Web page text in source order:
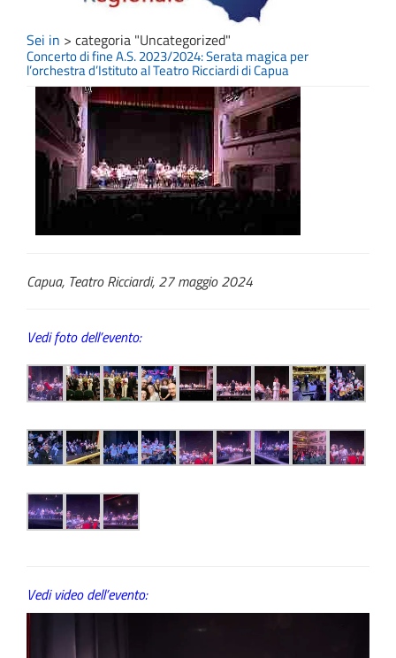
Sei in > categoria "Uncategorized"
Concerto di fine A.S. 2023/2024: Serata magica per
l’orchestra d’Istituto al Teatro Ricciardi di Capua
Capua, Teatro Ricciardi, 27 maggio 2024
Vedi foto dell’evento:
Vedi video dell’evento:
Video